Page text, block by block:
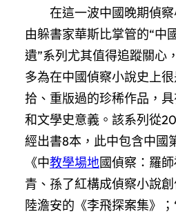
在這一波中國晚期偵
由躲書家華斯比掌管的“中
遺”系列尤其值得追蹤關心
多為在中國偵察小說史上
拾、重版過的珍稀作品，
和文學史意義。該系列從
經出書8本，此中包含中國
《中教學場地國偵察：羅
青、孫了紅構成偵察小說
陸澹安的《李飛探案集》